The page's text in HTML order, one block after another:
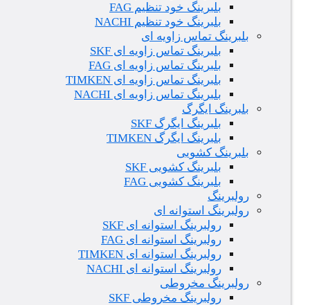
بلبرینگ خود تنظیم FAG
بلبرینگ خود تنظیم NACHI
بلبرینگ تماس زاویه ای
بلبرینگ تماس زاویه ای SKF
بلبرینگ تماس زاویه ای FAG
بلبرینگ تماس زاویه ای TIMKEN
بلبرینگ تماس زاویه ای NACHI
بلبرینگ ایگرگ
بلبرینگ ایگرگ SKF
بلبرینگ ایگرگ TIMKEN
بلبرینگ کشویی
بلبرینگ کشویی SKF
بلبرینگ کشویی FAG
رولبرینگ
رولبرینگ استوانه ای
رولبرینگ استوانه ای SKF
رولبرینگ استوانه ای FAG
رولبرینگ استوانه ای TIMKEN
رولبرینگ استوانه ای NACHI
رولبرینگ مخروطی
رولبرینگ مخروطی SKF